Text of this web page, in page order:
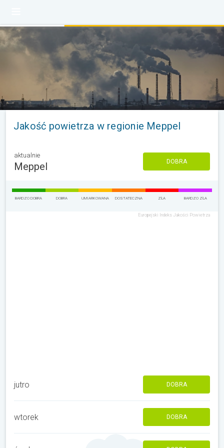
Jakość powietrza w regionie Meppel
aktualnie
Meppel DOBRA
BARDZO DOBRA DOBRA UMIARKOWANA DOSTATECZNA ZŁA BARDZO ZŁA
Europejski Indeks Jakości Powietrza
jutro DOBRA
wtorek DOBRA